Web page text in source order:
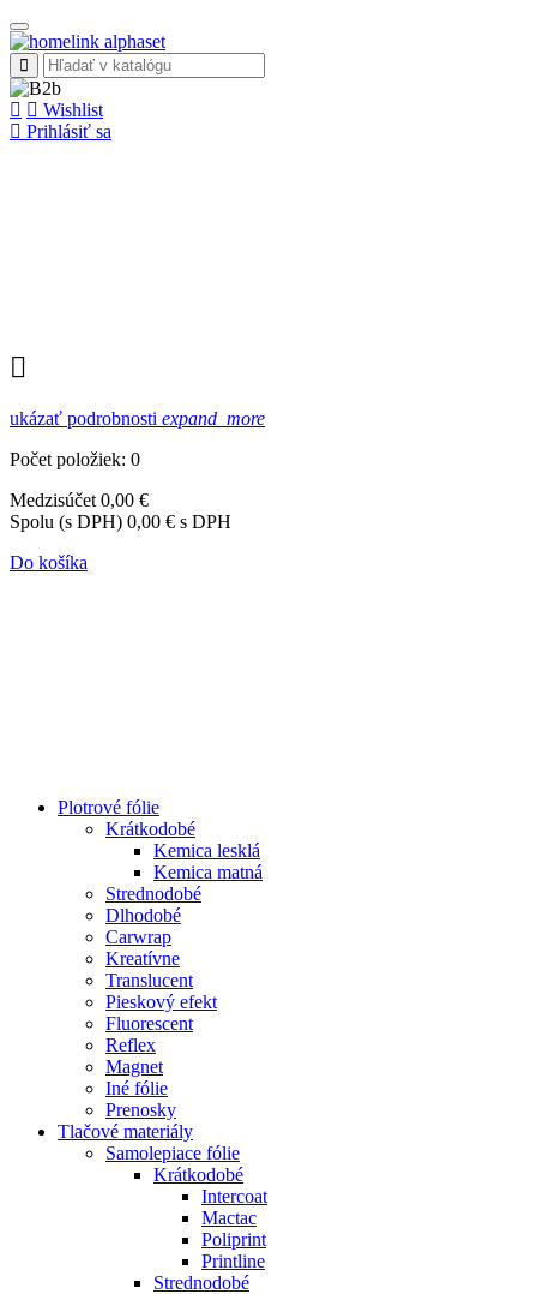
Wishlist
Prihlásiť sa
ukázať podrobnosti expand_more
Počet položiek: 0
Medzisúčet 0,00 €
Spolu (s DPH) 0,00 € s DPH
Do košíka
Plotrové fólie
Krátkodobé
Kemica lesklá
Kemica matná
Strednodobé
Dlhodobé
Carwrap
Kreatívne
Translucent
Pieskový efekt
Fluorescent
Reflex
Magnet
Iné fólie
Prenosky
Tlačové materiály
Samolepiace fólie
Krátkodobé
Intercoat
Mactac
Poliprint
Printline
Strednodobé